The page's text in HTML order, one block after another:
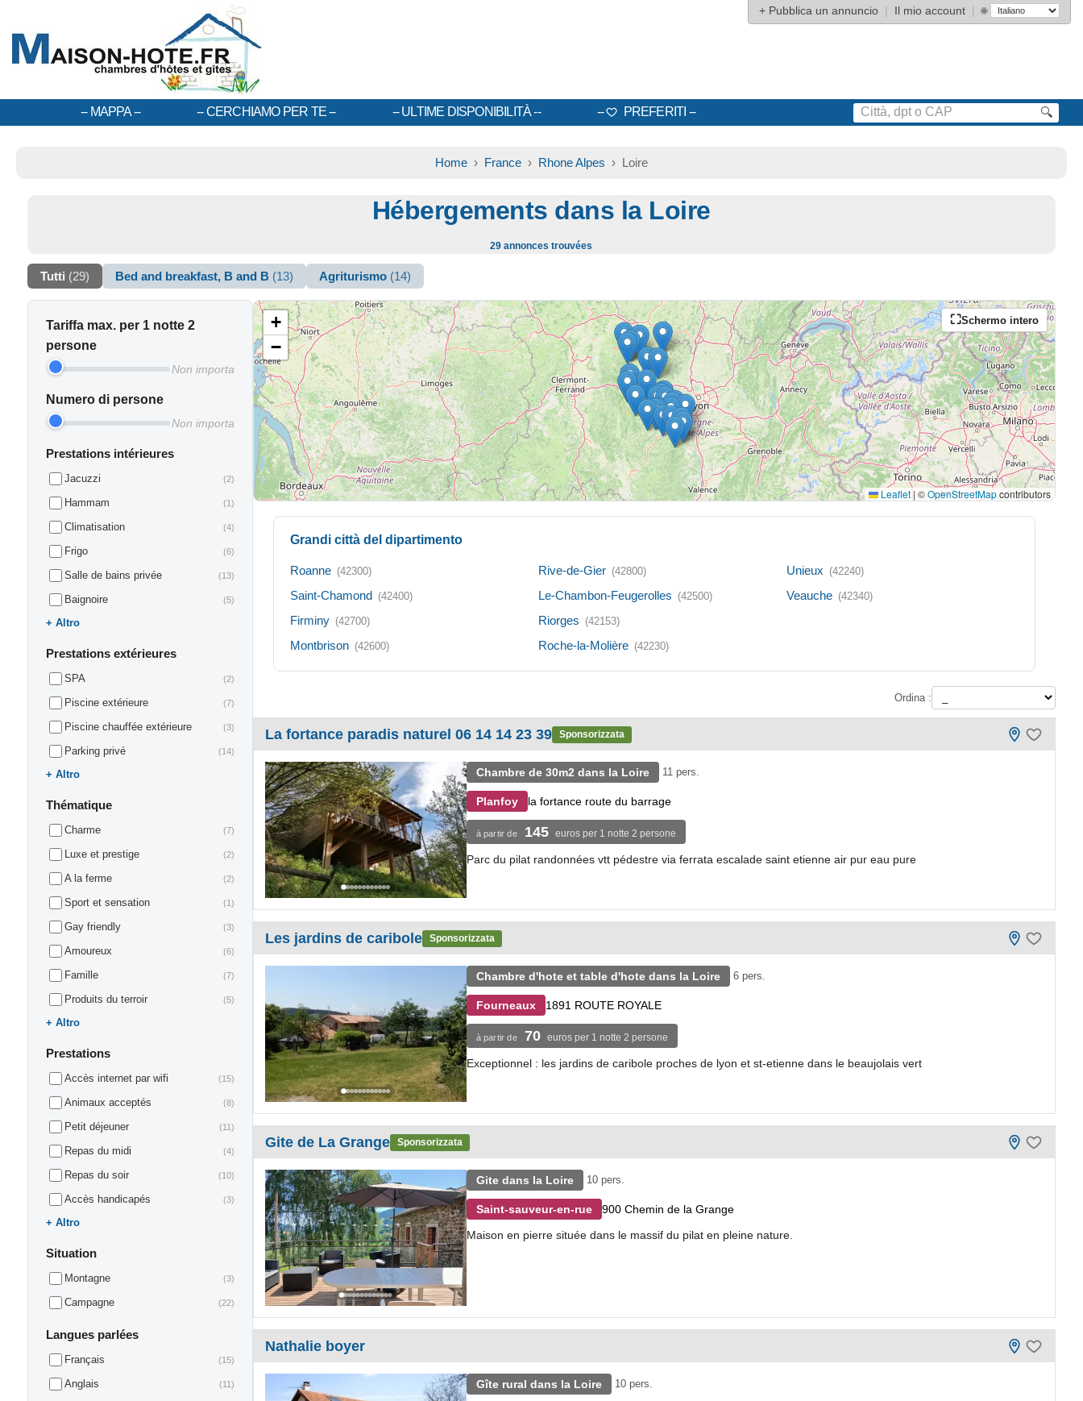
+ Pubblica un annuncio | Il mio account | 🌐
MAPPA CERCHIAMO PER TE ULTIME DISPONIBILITÀ PREFERITI 🔍
Home› France› Rhone Alpes › Loire
Hébergements dans la Loire
29 annonces trouvées
Tutti (29) Bed and breakfast, B and B (13) Agriturismo (14)
Tariffa max. per 1 notte 2
persone
Non importa
Numero di persone
Non importa
Prestations intérieures
Jacuzzi (2)
Hammam (1)
Climatisation (4)
Frigo (6)
Salle de bains privée (13)
Baignoire (5)
Altro
Prestations extérieures
SPA (2)
Piscine extérieure (7)
Piscine chauffée extérieure (3)
Parking privé (14)
Altro
Thématique
Charme (7)
Luxe et prestige (2)
A la ferme (2)
Sport et sensation (1)
Gay friendly (3)
Amoureux (6)
Famille (7)
Produits du terroir (5)
Altro
Prestations
Accès internet par wifi (15)
Animaux acceptés (8)
Petit déjeuner (11)
Repas du midi (4)
Repas du soir (10)
Accès handicapés (3)
Altro
Situation
Montagne (3)
Campagne (22)
Langues parlées
Français (15)
Anglais (11)
Schermo intero
+
−
Leaflet | ©OpenStreetMapcontributors
Grandi città del dipartimento
Roanne (42300)
Saint-Chamond (42400)
Firminy (42700)
Montbrison (42600)
Rive-de-Gier (42800)
Le-Chambon-Feugerolles (42500)
Riorges (42153)
Roche-la-Molière (42230)
Unieux (42240)
Veauche (42340)
Ordina :
La fortance paradis naturel 06 14 14 23 39 Sponsorizzata
Chambre de 30m2 dans la Loire 11 pers.
Planfoy la fortance route du barrage
à partir de 145 euros per 1 notte 2 persone
Parc du pilat randonnées vtt pédestre via ferrata escalade saint etienne air pur eau pure
Les jardins de caribole Sponsorizzata
Chambre d'hote et table d'hote dans la Loire 6 pers.
Fourneaux 1891 ROUTE ROYALE
à partir de 70 euros per 1 notte 2 persone
Exceptionnel : les jardins de caribole proches de lyon et st-etienne dans le beaujolais vert
Gite de La Grange Sponsorizzata
Gite dans la Loire 10 pers.
Saint-sauveur-en-rue 900 Chemin de la Grange
Maison en pierre située dans le massif du pilat en pleine nature.
Nathalie boyer
Gîte rural dans la Loire 10 pers.